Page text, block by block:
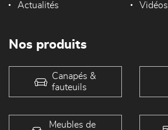
Actualités Vidéos
Nos produits
Canapés &
fauteuils
Meubles de